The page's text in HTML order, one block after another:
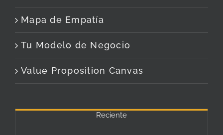
Mapa de Empatía
Tu Modelo de Negocio
Value Proposition Canvas
Reciente